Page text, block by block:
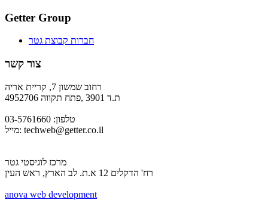
Getter Group
חברות קבוצת גטר
צור קשר
רחוב שמשון 7, קריית אריה
ת.ד 3901 ,פתח תקווה 4952706
טלפון: 03-5761660
מייל: techweb@getter.co.il
מרכז לוגיסטי גטר
רח' הדקלים 12 א.ת. לב הארץ, ראש העין
anova web development